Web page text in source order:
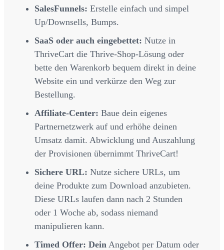
SalesFunnels: Erstelle einfach und simpel
Up/Downsells, Bumps.
SaaS oder auch eingebettet: Nutze in
ThriveCart die Thrive-Shop-Lösung oder
bette den Warenkorb bequem direkt in deine
Website ein und verkürze den Weg zur
Bestellung.
Affiliate-Center: Baue dein eigenes
Partnernetzwerk auf und erhöhe deinen
Umsatz damit. Abwicklung und Auszahlung
der Provisionen übernimmt ThriveCart!
Sichere URL: Nutze sichere URLs, um
deine Produkte zum Download anzubieten.
Diese URLs laufen dann nach 2 Stunden
oder 1 Woche ab, sodass niemand
manipulieren kann.
Timed Offer: Dein Angebot per Datum oder